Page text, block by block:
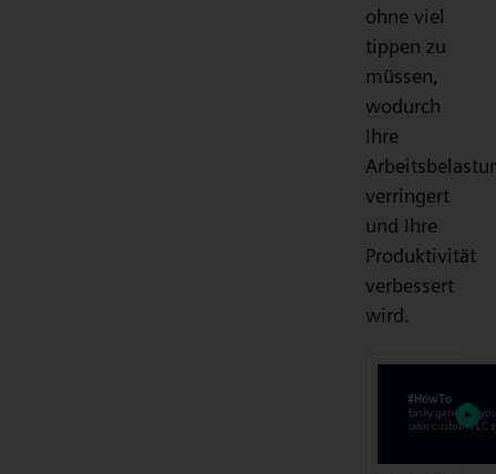
ohne viel
tippen zu
müssen,
wodurch
Ihre
verringert
und Ihre
Produktivität
verbessert
wird.